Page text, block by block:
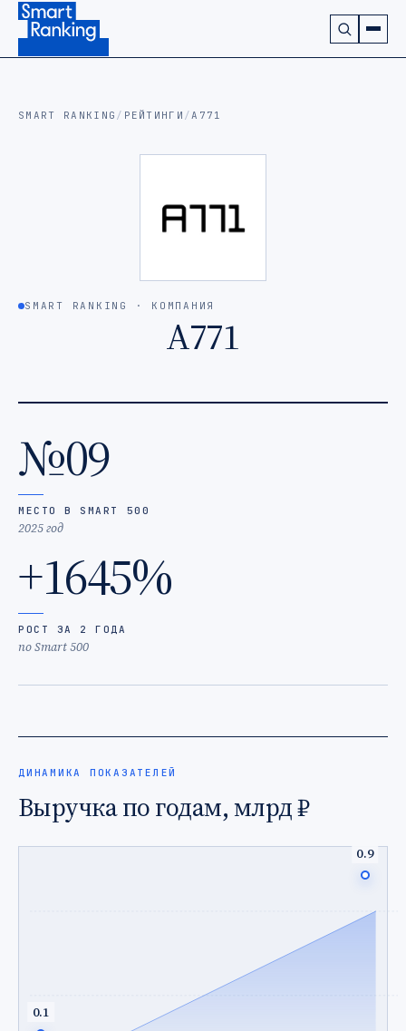
Подписаться на наш канал в Telegram (откроется в
SMART RANKING / РЕЙТИНГИ /А771
SMART RANKING · КОМПАНИЯ
А771
№09
МЕСТО В SMART 500
2025 год
+1645%
РОСТ ЗА 2 ГОДА
по Smart 500
ДИНАМИКА ПОКАЗАТЕЛЕЙ
Выручка по годам, млрд ₽
0.1
0.9